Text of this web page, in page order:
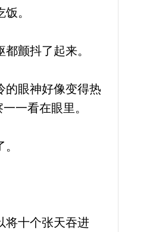
。
颤抖了起来。
眼神好像变得热
一看在眼里。
将十个张天吞进